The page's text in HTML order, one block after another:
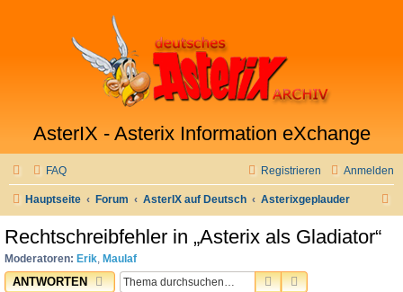
AsterIX - Asterix Information eXchange
FAQ Anmelden
Registrieren
Hauptseite Forum AsterIX auf Deutsch Asterixgeplauder
Rechtschreibfehler in „Asterix als Gladiator“
Moderatoren: Erik, Maulaf
ANTWORTEN SUCHEERWEITERTE